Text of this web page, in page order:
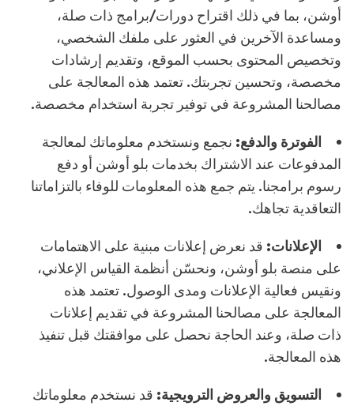
أوشن، بما في ذلك اقتراح دورات/برامج ذات صلة،
ومساعدة الآخرين في العثور على ملفك الشخصي،
وتخصيص المحتوى بحسب الموقع، وتقديم إرشادات
مخصصة، وتحسين تجربتك. تعتمد هذه المعالجة على
مصالحنا المشروعة في توفير تجربة استخدام مخصصة.
الفوترة والدفع: نجمع ونستخدم معلوماتك لمعالجة
المدفوعات عند الاشتراك بخدمات بلو أوشن أو دفع
رسوم برامجنا. يتم جمع هذه المعلومات للوفاء بالتزاماتنا
التعاقدية تجاهك.
الإعلانات: قد نعرض إعلانات مبنية على الاهتمامات
على منصة بلو أوشن، ونحسّن أنظمة القياس الإعلاني،
ونقيس فعالية الإعلانات ومدى الوصول. تعتمد هذه
المعالجة على مصالحنا المشروعة في تقديم إعلانات
ذات صلة، وعند الحاجة نحصل على موافقتك قبل تنفيذ
هذه المعالجة.
التسويق والعروض الترويجية: قد نستخدم معلوماتك